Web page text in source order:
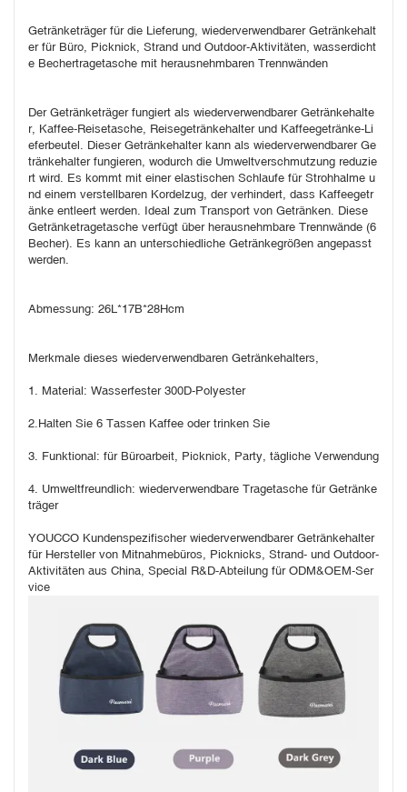
Getränketräger für die Lieferung, wiederverwendbarer Getränkehalt
er für Büro, Picknick, Strand und Outdoor-Aktivitäten, wasserdicht
e Bechertragetasche mit herausnehmbaren Trennwänden
Der Getränketräger fungiert als wiederverwendbarer Getränkehalte
r, Kaffee-Reisetasche, Reisegetränkehalter und Kaffeegetränke-Li
eferbeutel. Dieser Getränkehalter kann als wiederverwendbarer Ge
tränkehalter fungieren, wodurch die Umweltverschmutzung reduzie
rt wird. Es kommt mit einer elastischen Schlaufe für Strohhalme u
nd einem verstellbaren Kordelzug, der verhindert, dass Kaffeegetr
änke entleert werden. Ideal zum Transport von Getränken. Diese
Getränketragetasche verfügt über herausnehmbare Trennwände (6
Becher). Es kann an unterschiedliche Getränkegrößen angepasst
werden.
Abmessung: 26L*17B*28Hcm
Merkmale dieses wiederverwendbaren Getränkehalters,
1. Material: Wasserfester 300D-Polyester
2.Halten Sie 6 Tassen Kaffee oder trinken Sie
3. Funktional: für Büroarbeit, Picknick, Party, tägliche Verwendung
4. Umweltfreundlich: wiederverwendbare Tragetasche für Getränke
träger
YOUCCO Kundenspezifischer wiederverwendbarer Getränkehalter
für Hersteller von Mitnahmebüros, Picknicks, Strand- und Outdoor-
Aktivitäten aus China, Special R&D-Abteilung für ODM&OEM-Ser
vice